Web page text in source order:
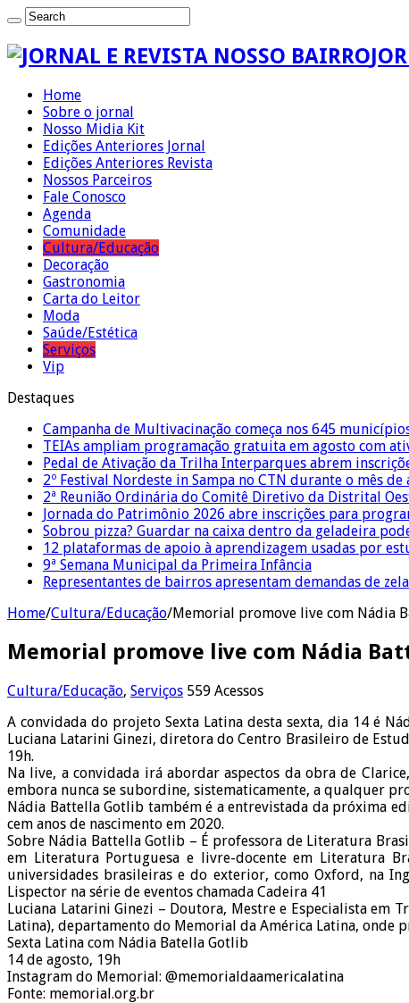
Home
Sobre o jornal
Nosso Midia Kit
Edições Anteriores Jornal
Edições Anteriores Revista
Nossos Parceiros
Fale Conosco
Agenda
Comunidade
Cultura/Educação
Decoração
Gastronomia
Carta do Leitor
Moda
Saúde/Estética
Serviços
Vip
Destaques
Campanha de Multivacinação começa nos 645
TEIAs ampliam programação gratuita em agosto com
Pedal de Ativação da Trilha Interparques abrem
2º Festival Nordeste in Sampa no CTN durante o mês de
2ª Reunião Ordinária do Comitê Diretivo da Distrital
Jornada do Patrimônio 2026 abre inscrições para
Sobrou pizza? Guardar na caixa dentro da geladeira
12 plataformas de apoio à aprendizagem usadas por
9ª Semana Municipal da Primeira Infância
Representantes de bairros apresentam demandas de
Home/Cultura/Educação/Memorial promove live com Nádia
Memorial promove live com Nádia
Cultura/Educação, Serviços 559 Acessos
A convidada do projeto Sexta Latina desta sexta, dia 14 é
Luciana Latarini Ginezi, diretora do Centro Brasileiro de
19h.
Na live, a convidada irá abordar aspectos da obra de
embora nunca se subordine, sistematicamente, a qualquer
Nádia Battella Gotlib também é a entrevistada da próxima
cem anos de nascimento em 2020.
Sobre Nádia Battella Gotlib – É professora de Literatura
em Literatura Portuguesa e livre-docente em Literatura
universidades brasileiras e do exterior, como Oxford, na
Lispector na série de eventos chamada Cadeira 41
Luciana Latarini Ginezi – Doutora, Mestre e Especialista em
Latina), departamento do Memorial da América Latina, onde
Sexta Latina com Nádia Batella Gotlib
14 de agosto, 19h
Instagram do Memorial: @memorialdaamericalatina
Fonte: memorial.org.br